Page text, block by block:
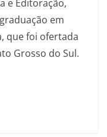
e Editoração,
em
que foi ofertada
Grosso do Sul.